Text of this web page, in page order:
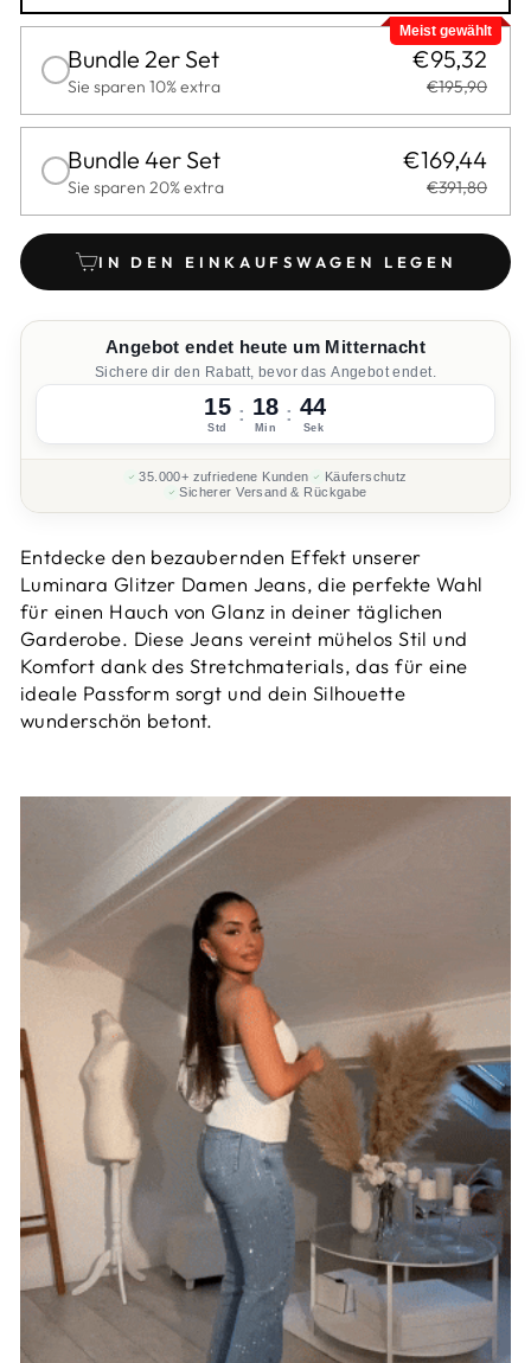
Meist gewählt
Bundle 2er Set
Sie sparen 10% extra
€95,32
€195,90
Bundle 4er Set
Sie sparen 20% extra
€169,44
€391,80
IN DEN EINKAUFSWAGEN LEGEN
Angebot endet heute um Mitternacht
Sichere dir den Rabatt, bevor das Angebot endet.
15
Std
: 18
Min
: 43
Sek
35.000+ zufriedene Kunden
Käuferschutz
Sicherer Versand & Rückgabe
Entdecke den bezaubernden Effekt unserer
Luminara Glitzer Damen Jeans, die perfekte Wahl
für einen Hauch von Glanz in deiner täglichen
Garderobe. Diese Jeans vereint mühelos Stil und
Komfort dank des Stretchmaterials, das für eine
ideale Passform sorgt und dein Silhouette
wunderschön betont.